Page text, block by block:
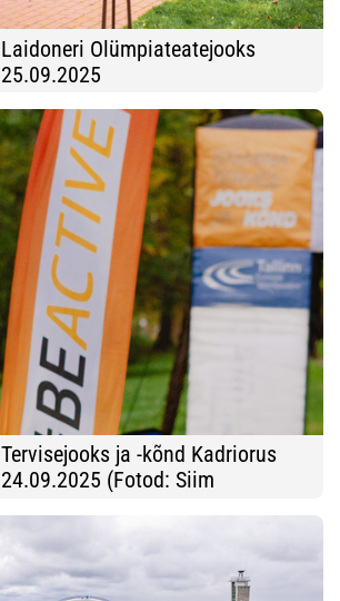
Laidoneri Olümpiateatejooks
25.09.2025
Tervisejooks ja -kõnd Kadriorus
24.09.2025 (Fotod: Siim